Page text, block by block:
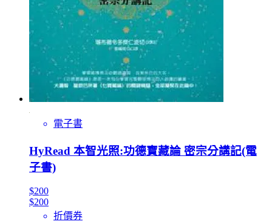
電子書
HyRead 本智光照:功德寶藏論 密宗分講記(電
子書)
$200
$200
折價券